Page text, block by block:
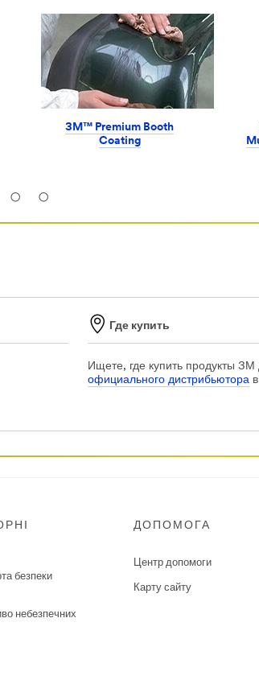
3M™ Premium Booth
Coating
Где купить
Ищете, где купить продукты
официального дистрибьюторав
безпеки
небезпечних
ДОПОМОГА
Центр допомоги
Карту сайту